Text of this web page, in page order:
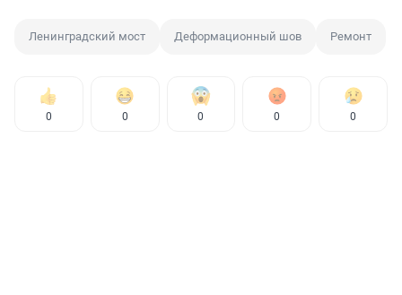
Ленинградский мост Деформационный шов Ремонт
0 0 0 0 0